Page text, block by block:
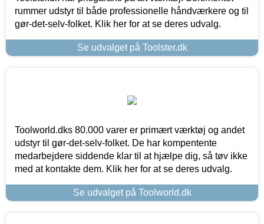
rummer udstyr til både professionelle håndværkere og til
gør-det-selv-folket. Klik her for at se deres udvalg.
Se udvalget på Toolster.dk
Toolworld.dks 80.000 varer er primært værktøj og andet
udstyr til gør-det-selv-folket. De har kompentente
medarbejdere siddende klar til at hjælpe dig, så tøv ikke
med at kontakte dem. Klik her for at se deres udvalg.
Se udvalget på Toolworld.dk